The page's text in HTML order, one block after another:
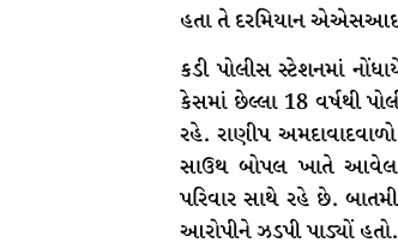
હતા તે દરમિયાન એએસઆઇ
કડી પોલીસ સ્ટેશનમાં
કેસમાં છેલ્લા 18 વર્ષથી
રહે. રાણીપ
સાઉથ બોપલ ખાતે આવેલા
પરિવાર સાથે રહે છે.
આરોપીને ઝડપી પાડ્યોં હતો.